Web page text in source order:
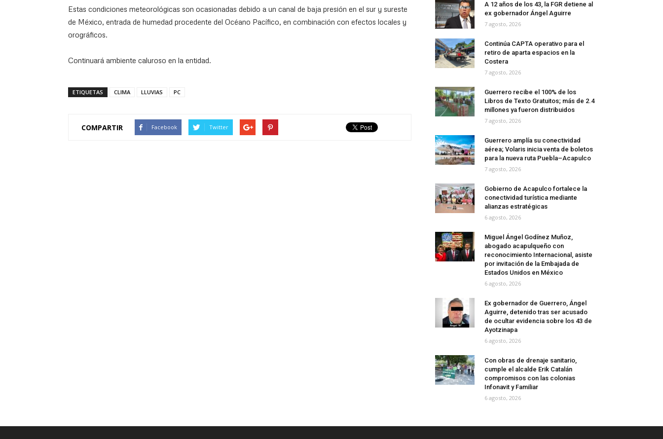
Estas condiciones meteorológicas son ocasionadas debido a un canal de baja presión en el sur y sureste
de México, entrada de humedad procedente del Océano Pacífico, en combinación con efectos locales y
orográficos.
Continuará ambiente caluroso en la entidad.
ETIQUETAS CLIMA LLUVIAS PC
COMPARTIR Facebook Twitter
A 12 años de los 43, la FGR detiene al
ex gobernador Ángel Aguirre
7 agosto, 2026
Continúa CAPTA operativo para el
retiro de aparta espacios en la
Costera
7 agosto, 2026
Guerrero recibe el 100% de los
Libros de Texto Gratuitos; más de 2.4
millones ya fueron distribuidos
7 agosto, 2026
Guerrero amplía su conectividad
aérea; Volaris inicia venta de boletos
para la nueva ruta Puebla–Acapulco
7 agosto, 2026
Gobierno de Acapulco fortalece la
conectividad turística mediante
alianzas estratégicas
6 agosto, 2026
Miguel Ángel Godínez Muñoz,
abogado acapulqueño con
reconocimiento Internacional, asiste
por invitación de la Embajada de
Estados Unidos en México
6 agosto, 2026
Ex gobernador de Guerrero, Ángel
Aguirre, detenido tras ser acusado
de ocultar evidencia sobre los 43 de
Ayotzinapa
6 agosto, 2026
Con obras de drenaje sanitario,
cumple el alcalde Erik Catalán
compromisos con las colonias
Infonavit y Familiar
6 agosto, 2026